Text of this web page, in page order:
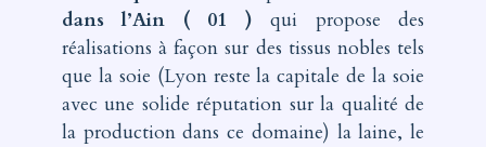
dans l’Ain ( 01 ) qui propose des
réalisations à façon sur des tissus nobles tels
que la soie (Lyon reste la capitale de la soie
avec une solide réputation sur la qualité de
la production dans ce domaine) la laine, le